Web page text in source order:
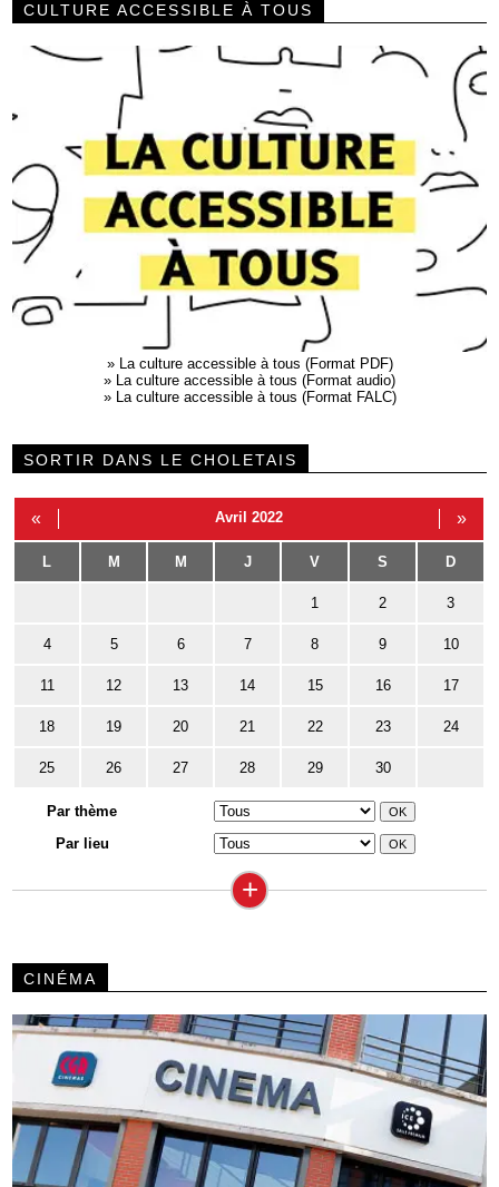
CULTURE ACCESSIBLE À TOUS
»
La culture accessible à tous (Format PDF)
»
La culture accessible à tous (Format audio)
»
La culture accessible à tous (Format FALC)
SORTIR DANS LE CHOLETAIS
« Avril 2022 »
L M M J V S D
1 2 3
4 5 6 7 8 9 10
11 12 13 14 15 16 17
18 19 20 21 22 23 24
25 26 27 28 29 30
Par thème
Par lieu
+
CINÉMA